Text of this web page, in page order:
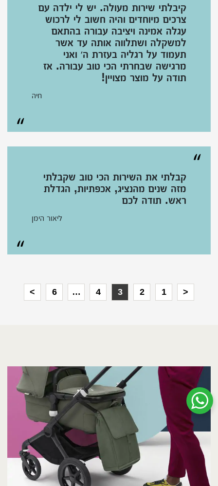
קיבלתי שירות מעולה. יש לי ילדה עם
צרכים מיוחדים והיה חשוב לי לרכוש
עגלה אמינה ויציבה עבורה בהתאם
למשקלה ושתלווה אותה עד אשר
תעמוד על רגליה בעזרת ה׳ ואני
מרגישה שבחרתי הכי טוב עבורה. אז
תודה על מוצר מצויין!
חיה
קבלתי את השירות הכי טוב שקבלתי
מזה שנים מהנציג, אכפתיות, הגדלת
ראש. תודה לכם
ליאור הימן
Posts
<
1
2
3
4
…
6
>
שיחת ווטסאפ עם שירות הלקוחות